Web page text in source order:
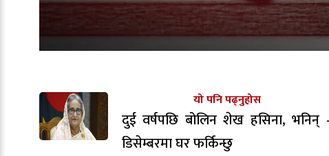
यो पनि पढ्नुहोस
दुई वर्षपछि बोलिन शेख हसिना, भनिन्
डिसेम्बरमा घर फर्किन्छु